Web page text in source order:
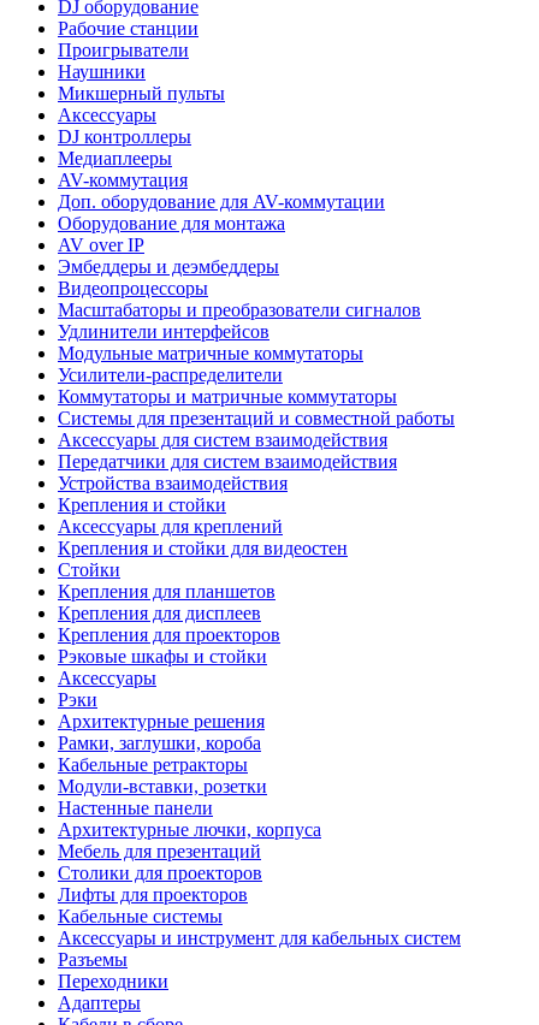
DJ оборудование
Рабочие станции
Проигрыватели
Наушники
Микшерный пульты
Аксессуары
DJ контроллеры
Медиаплееры
AV-коммутация
Доп. оборудование для AV-коммутации
Оборудование для монтажа
AV over IP
Эмбеддеры и деэмбеддеры
Видеопроцессоры
Масштабаторы и преобразователи сигналов
Удлинители интерфейсов
Модульные матричные коммутаторы
Усилители-распределители
Коммутаторы и матричные коммутаторы
Системы для презентаций и совместной работы
Аксессуары для систем взаимодействия
Передатчики для систем взаимодействия
Устройства взаимодействия
Крепления и стойки
Аксессуары для креплений
Крепления и стойки для видеостен
Стойки
Крепления для планшетов
Крепления для дисплеев
Крепления для проекторов
Рэковые шкафы и стойки
Аксессуары
Рэки
Архитектурные решения
Рамки, заглушки, короба
Кабельные ретракторы
Модули-вставки, розетки
Настенные панели
Архитектурные лючки, корпуса
Мебель для презентаций
Столики для проекторов
Лифты для проекторов
Кабельные системы
Аксессуары и инструмент для кабельных систем
Разъемы
Переходники
Адаптеры